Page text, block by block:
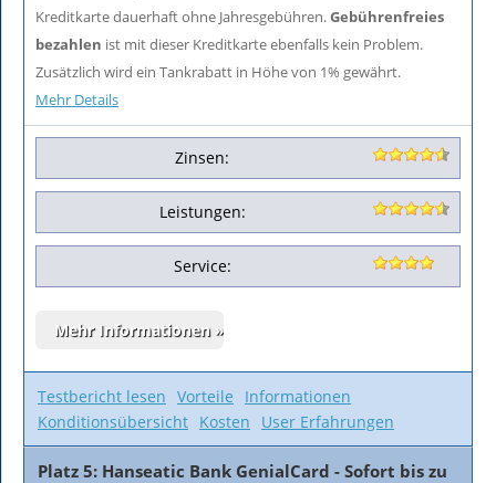
Kreditkarte dauerhaft ohne Jahresgebühren.Gebührenfreies
bezahlen ist mit dieser Kreditkarte ebenfalls kein Problem.
Zusätzlich wird ein Tankrabatt in Höhe von 1% gewährt.
Mehr Details
Zinsen:
Leistungen:
Service:
Testbericht lesen Vorteile
Informationen
Konditionsübersicht Kosten User Erfahrungen
Platz 5: Hanseatic Bank GenialCard - Sofort bis zu